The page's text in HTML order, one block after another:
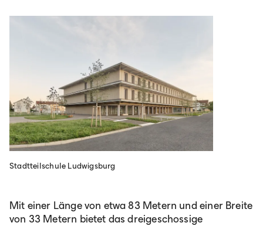
Stadtteilschule Ludwigsburg
Mit einer Länge von etwa 83 Metern und einer Breite
von 33 Metern bietet das dreigeschossige